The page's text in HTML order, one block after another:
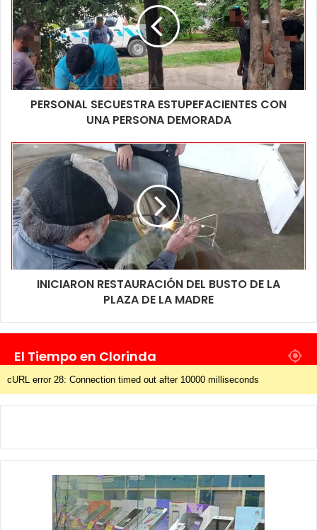
sino que más bien fue hecho con la intención de causar daños
y destrozos a los bienes municipales, no descartan que
personas bajo algún efecto de sustancias sean las implicadas,
aunque todo es materia de investigación.
PERSONAL SECUESTRA ESTUPEFACIENTES CON
UNA PERSONA DEMORADA
INICIARON RESTAURACIÓN DEL BUSTO DE LA
PLAZA DE LA MADRE
El Tiempo en Clorinda
cURL error 28: Connection timed out after 10000 milliseconds